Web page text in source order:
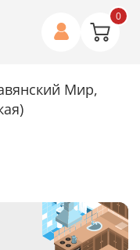
0
Мир,